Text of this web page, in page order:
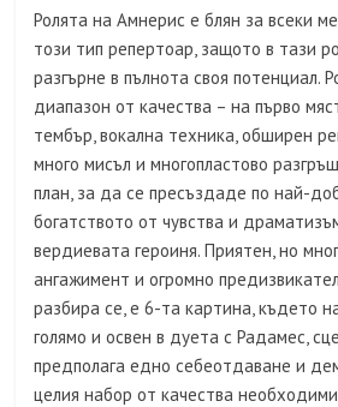
Ролята на Амнерис е блян за всеки
този тип репертоар, защото в тази
разгърне в пълнота своя потенциал.
диапазон от качества – на първо
тембър, вокална техника, обширен
много мисъл и многопластово
план, за да се пресъздаде по най-
богатството от чувства и
вердиевата героиня. Приятен, но
ангажимент и огромно
разбира се, е 6-та картина, където
голямо и освен в дуета с Радамес,
предполага едно себеотдаване и
целия набор от качества